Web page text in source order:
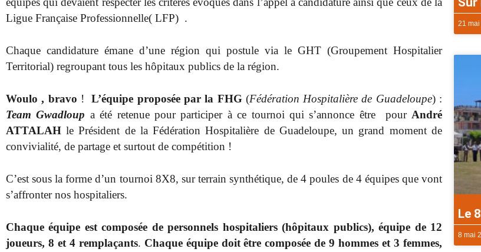
Ligue Française Professionnelle( LFP) .
Chaque candidature émane d’une région qui postule via le GHT (Groupement Hospitalier
Territorial) regroupant tous les hôpitaux publics de la région.
Woulo , bravo !L’équipe proposée par la FHG(Fédération Hospitalière de Guadeloupe) :
Team Gwadloup a été retenue pour participer à ce tournoi qui s’annonce être pour André
ATTALAH le Président de la Fédération Hospitalière de Guadeloupe, un grand moment de
convivialité, de partage et surtout de compétition !
C’est sous la forme d’un tournoi 8X8, sur terrain synthétique, de 4 poules de 4 équipes que vont
s’affronter nos hospitaliers.
Chaque équipe est composée de personnels hospitaliers (hôpitaux publics), équipe de 12
joueurs, 8 et 4 remplaçants. Chaque équipe doit être composée de 9 hommes et 3 femmes,
21
Le
8 mai